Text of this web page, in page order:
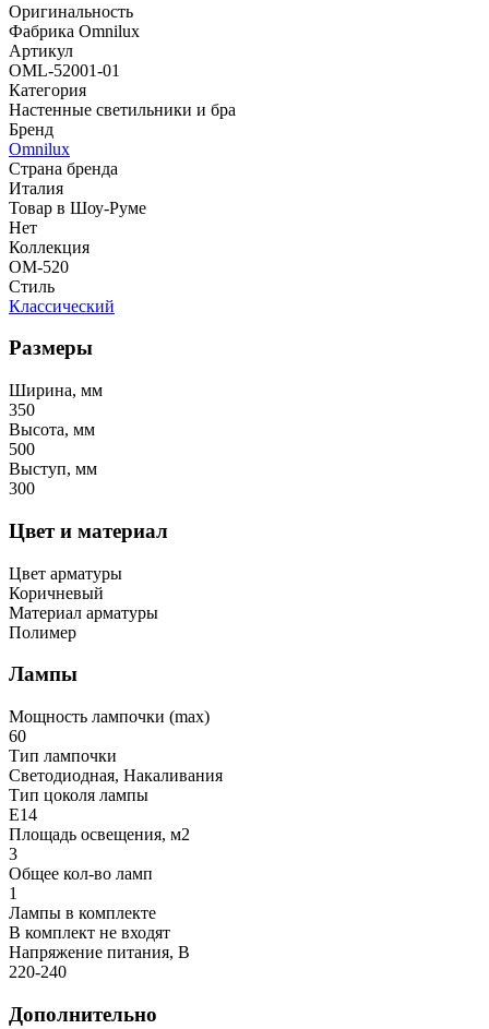
Оригинальность
Фабрика Omnilux
Артикул
OML-52001-01
Категория
Настенные светильники и бра
Бренд
Omnilux
Страна бренда
Италия
Товар в Шоу-Руме
Нет
Коллекция
OM-520
Стиль
Классический
Размеры
Ширина, мм
350
Высота, мм
500
Выступ, мм
300
Цвет и материал
Цвет арматуры
Коричневый
Материал арматуры
Полимер
Лампы
Мощность лампочки (max)
60
Тип лампочки
Светодиодная, Накаливания
Тип цоколя лампы
E14
Площадь освещения, м2
3
Общее кол-во ламп
1
Лампы в комплекте
В комплект не входят
Напряжение питания, В
220-240
Дополнительно